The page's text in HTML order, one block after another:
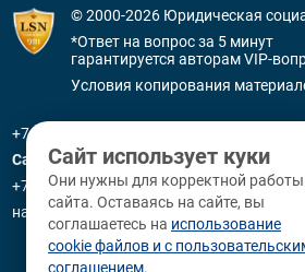
© 2000-2026 Юридическая
*Ответ на вопрос за 5 минут
гарантируется авторам VIP-
Условия копирования
+7 (800) 505-91-11
Санкт-Петербург
+7 (812) 336-92-64
наб. р. Фонтанки, д. 59
Сайт использует куки
Они нужны для корректной работы
сайта. Оставаясь на сайте, вы
соглашаетесь на использование
cookie файлов и с
соглашением.